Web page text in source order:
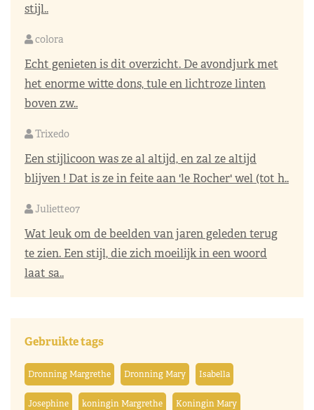
stijl..
colora
Echt genieten is dit overzicht. De avondjurk met
het enorme witte dons, tule en lichtroze linten
boven zw..
Trixedo
Een stijlicoon was ze al altijd, en zal ze altijd
blijven ! Dat is ze in feite aan 'le Rocher' wel (tot h..
Juliette07
Wat leuk om de beelden van jaren geleden terug
te zien. Een stijl, die zich moeilijk in een woord
laat sa..
Gebruikte tags
Dronning Margrethe Dronning Mary Isabella
Josephine koningin Margrethe Koningin Mary